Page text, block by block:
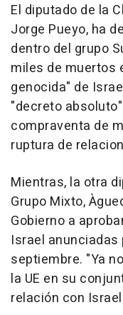
El diputado de la
Jorge Pueyo, ha
dentro del grupo
miles de muertos
genocida" de
"decreto
compraventa de
ruptura de
Mientras, la otra
Grupo Mixto,
Gobierno a
Israel anunciadas
septiembre. "Ya
la UE en su
relación con